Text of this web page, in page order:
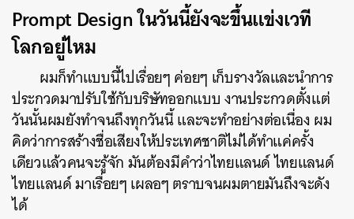
Prompt Design ในวันนี้ยังจะขึ้นแข่งเวที
โลกอยู่ไหม
ผมก็ทำแบบนี้ไปเรื่อยๆ ค่อยๆ เก็บรางวัลและนำการ
ประกวดมาปรับใช้กับบริษัทออกแบบ งานประกวดตั้งแต่
วันนั้นผมยังทำจนถึงทุกวันนี้ และจะทำอย่างต่อเนื่อง ผม
คิดว่าการสร้างชื่อเสียงให้ประเทศชาติไม่ได้ทำแค่ครั้ง
เดียวแล้วคนจะรู้จัก มันต้องมีคำว่าไทยแลนด์ ไทยแลนด์
ไทยแลนด์ มาเรื่อยๆ เผลอๆ ตราบจนผมตายมันถึงจะดัง
ได้